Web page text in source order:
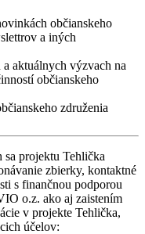
občianskeho
a iných
aktuálnych výzvach na
občianskeho
združenia
sa projektu Tehlička
zbierky, kontaktné
s finančnou podporou
o.z. ako aj zaistením
v projekte Tehlička,
účelov: